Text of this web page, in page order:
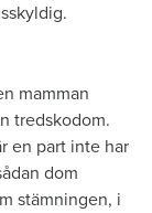
mamman
tredskodom.
en part inte har
dom
stämningen, i